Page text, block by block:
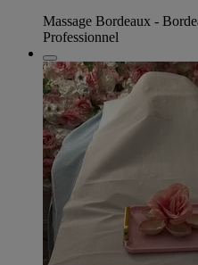
Massage Bordeaux -
Professionnel